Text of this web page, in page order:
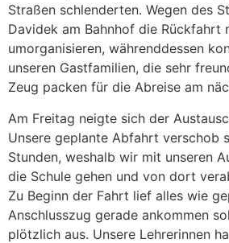
Straßen schlenderten. Wegen des
Davidek am Bahnhof die Rückfahrt
umorganisieren, währenddessen
unseren Gastfamilien, die sehr
Zeug packen für die Abreise am
Am Freitag neigte sich der
Unsere geplante Abfahrt verschob
Stunden, weshalb wir mit unseren
die Schule gehen und von dort
Zu Beginn der Fahrt lief alles wie
Anschlusszug gerade ankommen
plötzlich aus. Unsere Lehrerinnen